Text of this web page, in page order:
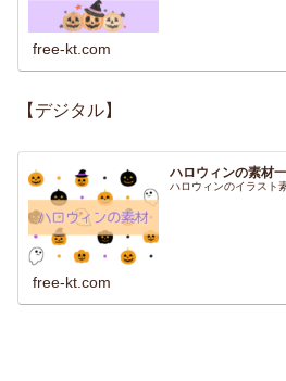
free-kt.com
【デジタル】
ハロウィンの素材
ハロウィンのイラスト
free-kt.com